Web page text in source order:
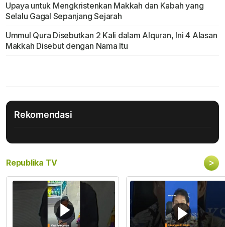
Upaya untuk Mengkristenkan Makkah dan Kabah yang
Selalu Gagal Sepanjang Sejarah
Ummul Qura Disebutkan 2 Kali dalam Alquran, Ini 4 Alasan
Makkah Disebut dengan Nama Itu
Rekomendasi
Republika TV >